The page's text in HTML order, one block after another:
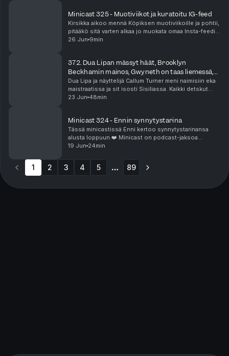
Minicast 325 - Muotiviikot ja kuratoitu IG-feed
Kirsikka aikoo mennä Köpiksen muotiviikoille ja pohtii,
pitääkö sitä varten alkaa jo muokata omaa Insta-feediä
coolimmaksi. Raya on jättänyt syvät traumat! Minicast
26 Jun 9min
372. Dua Lipan mässyt häät, Brooklyn
Beckhamin mainos, Gwyneth on taas liemessä,
Yoni-pimppimuna
Dua Lipa ja näyttelijä Callum Turner meni naimisiin eka
maistraatissa ja sit isosti Sisiliassa. Kaikki detskut
häistä kiinnostaa! Lukuisat asut, menut ja vieraslista.
23 Jun 48min
Minicast 324 - Ennin synnytystarina
Tässä minicastissä Enni kertoo synnytystarinansa
alusta loppuun.❤️ Minicast on podcast-jaksoa
lyhyempi audioherkku, joka on luotu piristämään sitä
19 Jun 24min
1 2 3 4 5 89